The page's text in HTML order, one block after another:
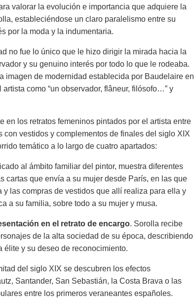
valorar la evolución e importancia que adquiere la
estableciéndose un claro paralelismo entre su
por la moda y la indumentaria.
no fue lo único que le hizo dirigir la mirada hacia la
y su genuino interés por todo lo que le rodeaba.
imagen de modernidad establecida por Baudelaire en
como “un observador, flâneur, filósofo…” y
en los retratos femeninos pintados por el artista entre
vestidos y complementos de finales del siglo XIX
temático a lo largo de cuatro apartados:
al ámbito familiar del pintor, muestra diferentes
cartas que envía a su mujer desde París, en las que
y las compras de vestidos que allí realiza para ella y
a su familia, sobre todo a su mujer y musa.
en el retrato de encargo. Sorolla recibe
de la alta sociedad de su época, describiendo
y su deseo de reconocimiento.
del siglo XIX se descubren los efectos
Santander, San Sebastián, la Costa Brava o las
entre los primeros veraneantes españoles.